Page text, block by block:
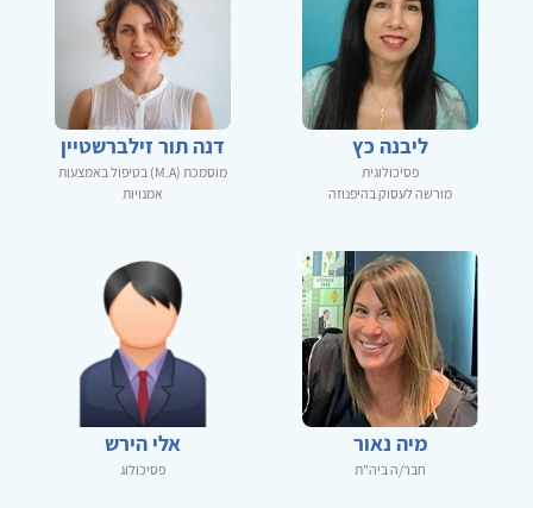
ליבנה כץ
פסיכולוגית
מורשה לעסוק בהיפנוזה
דנה תור זילברשטיין
מוסמכת (M.A) בטיפול באמצעות
אמנויות
מיה נאור
חבר/ה ביה"ת
אלי הירש
פסיכולוג